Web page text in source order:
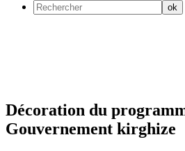
Décoration du
Gouvernement kirghize